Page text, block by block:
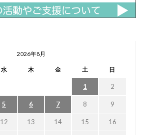
2026年8月
水 木 金 土 日
1 2
5 6 7 8 9
12 13 14 15 16